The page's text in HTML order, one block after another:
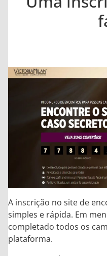
A inscrição no site de
simples e rápida. Em
completado todos os
plataforma.